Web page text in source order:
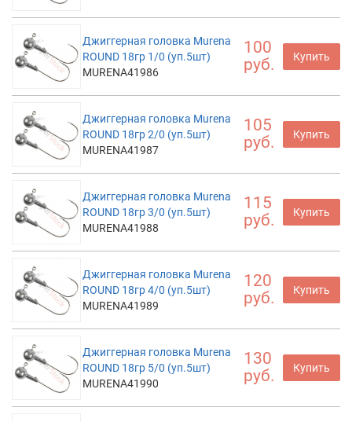
Джиггерная головка Murena
ROUND 18гр 1/0 (уп.5шт)
MURENA41986
100
руб.
Купить
Джиггерная головка Murena
ROUND 18гр 2/0 (уп.5шт)
MURENA41987
105
руб.
Купить
Джиггерная головка Murena
ROUND 18гр 3/0 (уп.5шт)
MURENA41988
115
руб.
Купить
Джиггерная головка Murena
ROUND 18гр 4/0 (уп.5шт)
MURENA41989
120
руб.
Купить
Джиггерная головка Murena
ROUND 18гр 5/0 (уп.5шт)
MURENA41990
130
руб.
Купить